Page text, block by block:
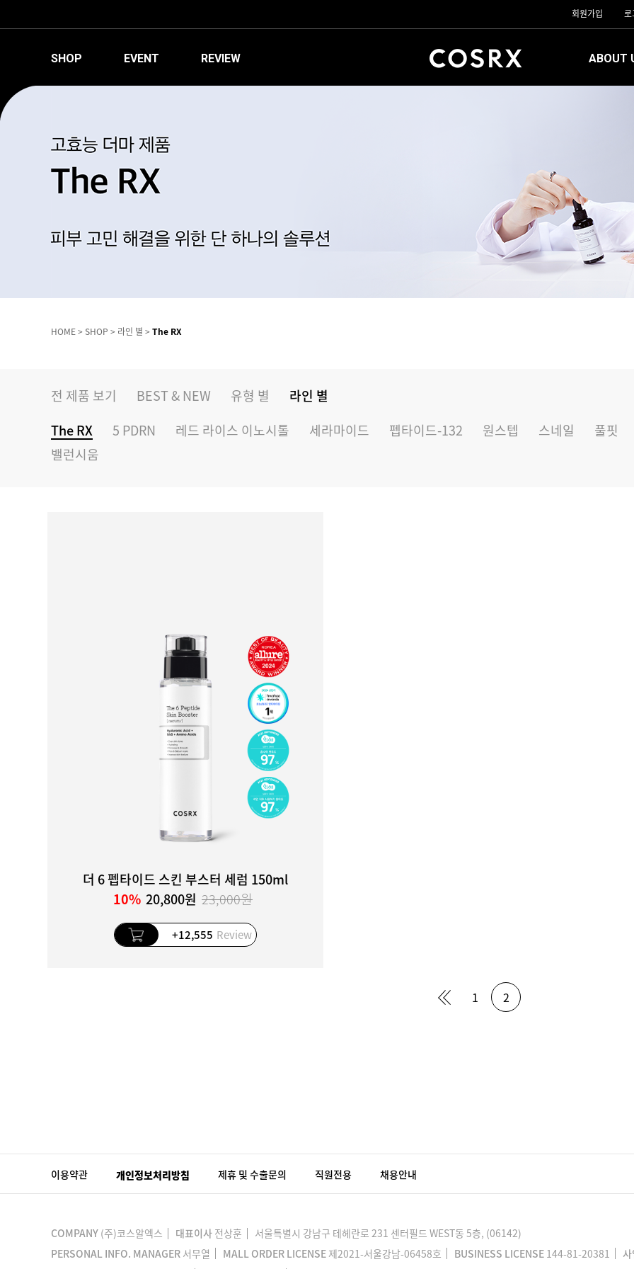
회원가입 로
SHOP EVENT REVIEW ABOUT
HOME> SHOP > 라인 별 > The RX
전 제품 보기 BEST & NEW 유형 별
라인 별
The RX
5 PDRN 레드 라이스 이노시톨 세라마이드 펩타이드-132 원스텝 스네일 풀핏
밸런시움
더 6 펩타이드 스킨 부스터 세럼 150ml
10% 20,800원 23,000원
+12,555 Review
1 2
이용약관 개인정보처리방침 제휴 및 수출문의 직원전용 채용안내
COMPANY (주)코스알엑스 대표이사 전상훈
서울특별시 강남구 테헤란로 231 센터필드 WEST동 5층, (06142)
PERSONAL INFO. MANAGER 서무열 MALL ORDER LICENSE 제2021-서울강남-06458호 BUSINESS LICENSE 144-81-20381